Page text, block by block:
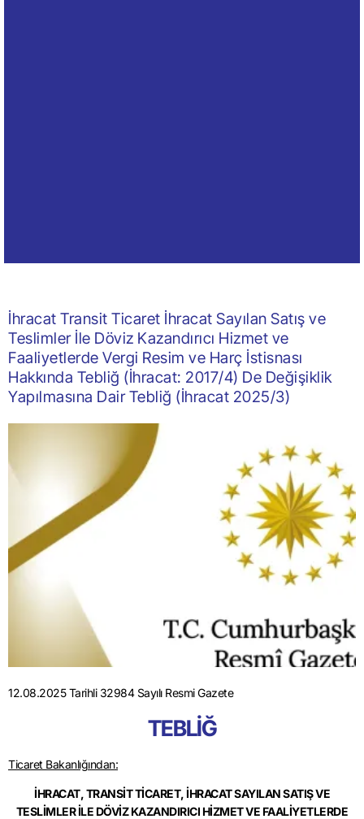
İhracat Transit Ticaret İhracat Sayılan Satış ve
Teslimler İle Döviz Kazandırıcı Hizmet ve
Faaliyetlerde Vergi Resim ve Harç İstisnası
Hakkında Tebliğ (İhracat: 2017/4) De Değişiklik
Yapılmasına Dair Tebliğ (İhracat 2025/3)
12.08.2025 Tarihli 32984 Sayılı Resmi Gazete
TEBLİĞ
Ticaret Bakanlığından:
İHRACAT, TRANSİT TİCARET, İHRACAT SAYILAN SATIŞ VE
TESLİMLER İLE DÖVİZ KAZANDIRICI HİZMET VE FAALİYETLERDE